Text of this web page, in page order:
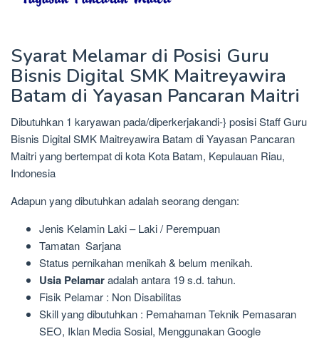
Syarat Melamar di Posisi Guru
Bisnis Digital SMK Maitreyawira
Batam di Yayasan Pancaran Maitri
Dibutuhkan 1 karyawan pada/diperkerjakandi-} posisi Staff Guru
Bisnis Digital SMK Maitreyawira Batam di Yayasan Pancaran
Maitri yang bertempat di kota Kota Batam, Kepulauan Riau,
Indonesia
Adapun yang dibutuhkan adalah seorang dengan:
Jenis Kelamin Laki – Laki / Perempuan
Tamatan Sarjana
Status pernikahan menikah & belum menikah.
Usia Pelamaradalah antara 19 s.d. tahun.
Fisik Pelamar : Non Disabilitas
Skill yang dibutuhkan : Pemahaman Teknik Pemasaran
SEO, Iklan Media Sosial, Menggunakan Google